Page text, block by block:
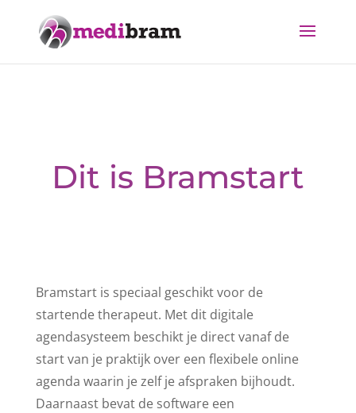
Dit is Bramstart
Bramstart is speciaal geschikt voor de
startende therapeut. Met dit digitale
agendasysteem beschikt je direct vanaf de
start van je praktijk over een flexibele online
agenda waarin je zelf je afspraken bijhoudt.
Daarnaast bevat de software een